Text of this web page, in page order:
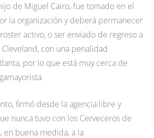
de Miguel Cairo, fue tomado en el
la organización y deberá permanecer
activo, o ser enviado de regreso a
con una penalidad
por lo que está muy cerca de
firmó desde la agencia libre y
nunca tuvo con los Cerveceros de
en buena medida, a la